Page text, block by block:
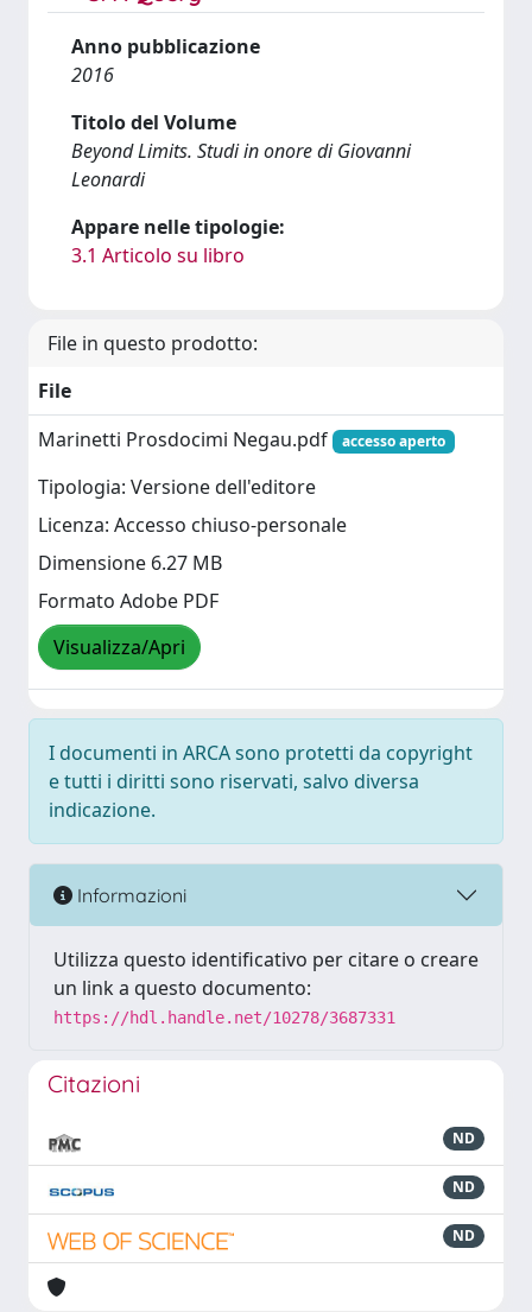
Anno pubblicazione
2016
Titolo del Volume
Beyond Limits. Studi in onore di Giovanni
Leonardi
Appare nelle tipologie:
3.1 Articolo su libro
File in questo prodotto:
File
Marinetti Prosdocimi Negau.pdf
accesso aperto
Tipologia: Versione dell'editore
Licenza: Accesso chiuso-personale
Dimensione 6.27 MB
Formato Adobe PDF
Visualizza/Apri
I documenti in ARCA sono protetti da copyright
e tutti i diritti sono riservati, salvo diversa
indicazione.
Informazioni
Utilizza questo identificativo per citare o creare
un link a questo documento:
https://hdl.handle.net/10278/3687331
Citazioni
ND
ND
ND